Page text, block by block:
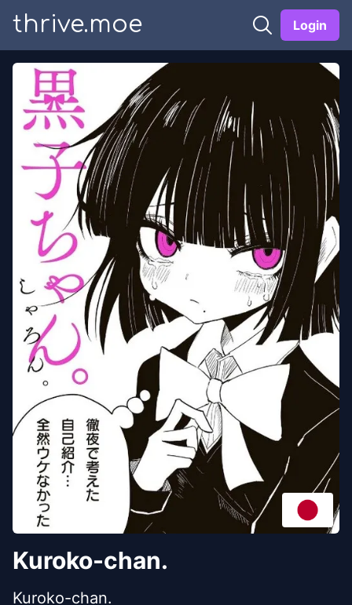
thrive.moe Login
Kuroko-chan.
Kuroko-chan.